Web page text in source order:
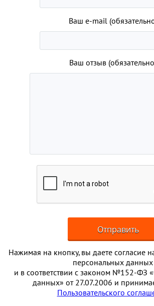
Ваш e-mail
Ваш отзыв
Нажимая на кнопку, вы даете согласие
персональных данных
и в соответствии с законом №152-ФЗ
данных» от 27.07.2006 и
Пользовательского